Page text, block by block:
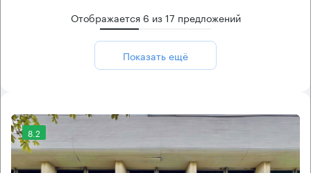
Отображается 6 из17 предложений
Показать ещё
8.2